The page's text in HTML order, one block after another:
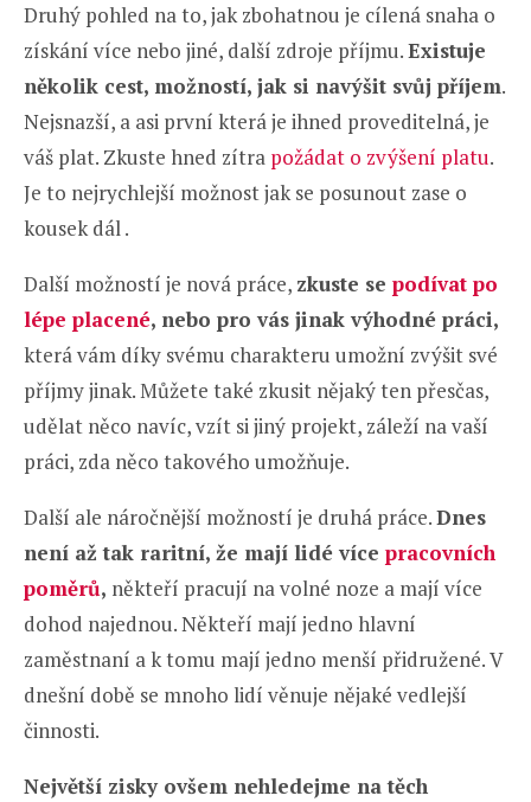
Druhý pohled na to, jak zbohatnou je cílená snaha o
získání více nebo jiné, další zdroje příjmu.Existuje
několik cest, možností, jak si navýšit svůj příjem.
Nejsnazší, a asi první která je ihned proveditelná, je
váš plat. Zkuste hned zítra požádat o zvýšení platu.
Je to nejrychlejší možnost jak se posunout zase o
kousek dál .
Další možností je nová práce, zkuste se podívat po
lépe placené, nebo pro vás jinak výhodné práci,
která vám díky svému charakteru umožní zvýšit své
příjmy jinak. Můžete také zkusit nějaký ten přesčas,
udělat něco navíc, vzít si jiný projekt, záleží na vaší
práci, zda něco takového umožňuje.
Další ale náročnější možností je druhá práce.Dnes
není až tak raritní, že mají lidé více pracovních
poměrů, někteří pracují na volné noze a mají více
dohod najednou. Někteří mají jedno hlavní
zaměstnaní a k tomu mají jedno menší přidružené. V
dnešní době se mnoho lidí věnuje nějaké vedlejší
činnosti.
Největší zisky ovšem nehledejme na těch